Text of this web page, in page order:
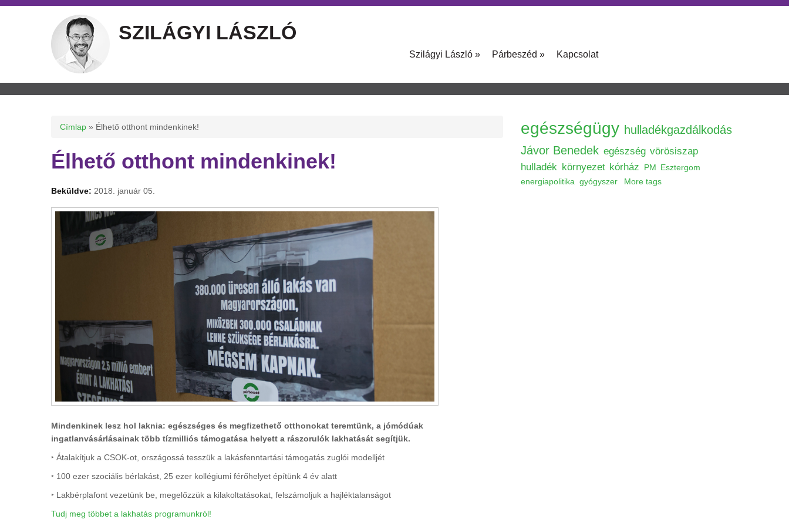
SZILÁGYI LÁSZLÓ
Szilágyi László » Párbeszéd » Kapcsolat
Jelenlegi hely
Címlap » Élhető otthont mindenkinek!
Élhető otthont mindenkinek!
Beküldve: 2018. január 05.
Mindenkinek lesz hol laknia: egészséges és megfizethető otthonokat teremtünk, a jómódúak
ingatlanvásárlásainak több tízmilliós támogatása helyett a rászorulók lakhatását segítjük.
‣ Átalakítjuk a CSOK-ot, országossá tesszük a lakásfenntartási támogatás zuglói modelljét
‣ 100 ezer szociális bérlakást, 25 ezer kollégiumi férőhelyet építünk 4 év alatt
‣ Lakbérplafont vezetünk be, megelőzzük a kilakoltatásokat, felszámoljuk a hajléktalanságot
Tudj meg többet a lakhatás programunkról!
egészségügy hulladékgazdálkodás
Jávor Benedek egészség vörösiszap
hulladék környezet kórház PM Esztergom
energiapolitika gyógyszer More tags